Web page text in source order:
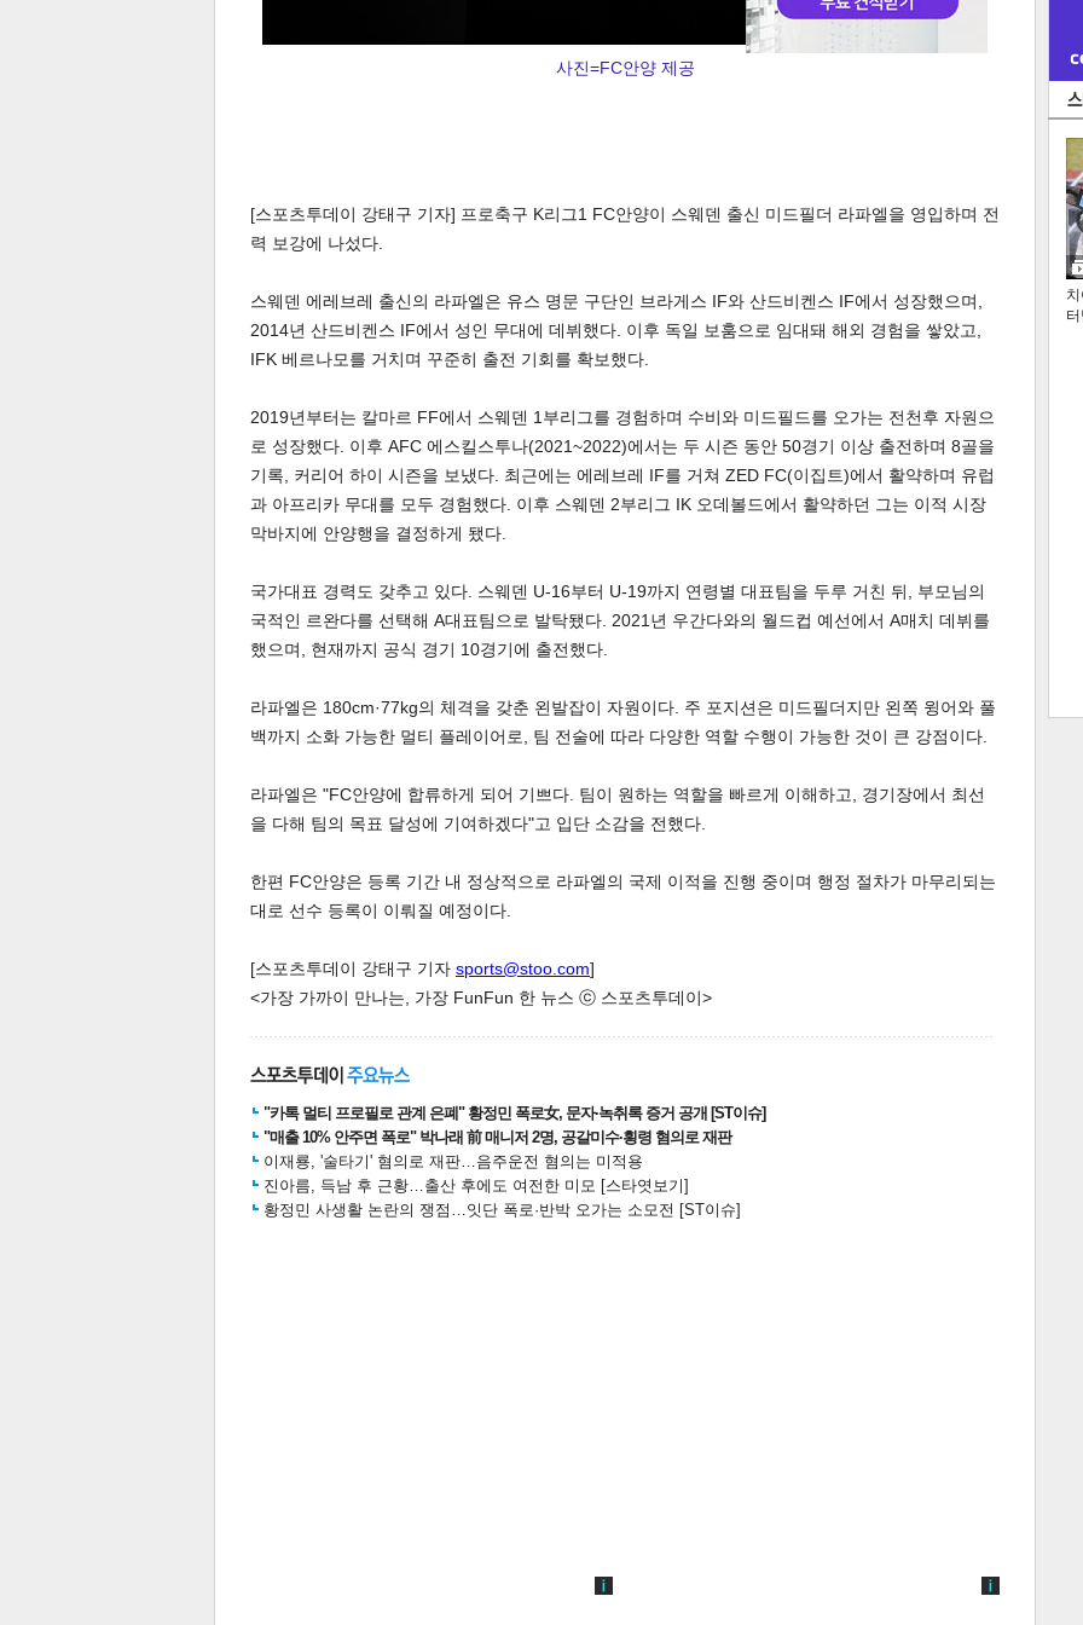
스북 터 공 공유 버블
달기
사진=FC안양 제공
[스포츠투데이 강태구 기자] 프로축구 K리그1 FC안양이 스웨덴 출신 미드필더 라파엘을 영입하며 전
력 보강에 나섰다.
스웨덴 에레브레 출신의 라파엘은 유스 명문 구단인 브라게스 IF와 산드비켄스 IF에서 성장했으며,
2014년 산드비켄스 IF에서 성인 무대에 데뷔했다. 이후 독일 보훔으로 임대돼 해외 경험을 쌓았고,
IFK 베르나모를 거치며 꾸준히 출전 기회를 확보했다.
2019년부터는 칼마르 FF에서 스웨덴 1부리그를 경험하며 수비와 미드필드를 오가는 전천후 자원으
로 성장했다. 이후 AFC 에스킬스투나(2021~2022)에서는 두 시즌 동안 50경기 이상 출전하며 8골을
기록, 커리어 하이 시즌을 보냈다. 최근에는 에레브레 IF를 거쳐 ZED FC(이집트)에서 활약하며 유럽
과 아프리카 무대를 모두 경험했다. 이후 스웨덴 2부리그 IK 오데볼드에서 활약하던 그는 이적 시장
막바지에 안양행을 결정하게 됐다.
국가대표 경력도 갖추고 있다. 스웨덴 U-16부터 U-19까지 연령별 대표팀을 두루 거친 뒤, 부모님의
국적인 르완다를 선택해 A대표팀으로 발탁됐다. 2021년 우간다와의 월드컵 예선에서 A매치 데뷔를
했으며, 현재까지 공식 경기 10경기에 출전했다.
라파엘은 180cm·77kg의 체격을 갖춘 왼발잡이 자원이다. 주 포지션은 미드필더지만 왼쪽 윙어와 풀
백까지 소화 가능한 멀티 플레이어로, 팀 전술에 따라 다양한 역할 수행이 가능한 것이 큰 강점이다.
라파엘은 "FC안양에 합류하게 되어 기쁘다. 팀이 원하는 역할을 빠르게 이해하고, 경기장에서 최선
을 다해 팀의 목표 달성에 기여하겠다"고 입단 소감을 전했다.
한편 FC안양은 등록 기간 내 정상적으로 라파엘의 국제 이적을 진행 중이며 행정 절차가 마무리되는
대로 선수 등록이 이뤄질 예정이다.
[스포츠투데이 강태구 기자 sports@stoo.com]
<가장 가까이 만나는, 가장 FunFun 한 뉴스 ⓒ 스포츠투데이>
"카톡 멀티 프로필로 관계 은폐" 황정민 폭로女, 문자·녹취록 증거 공개 [ST이슈]
"매출 10% 안주면 폭로" 박나래 前 매니저 2명, 공갈미수·횡령 혐의로 재판
이재룡, '술타기' 혐의로 재판…음주운전 혐의는 미적용
진아름, 득남 후 근황…출산 후에도 여전한 미모 [스타엿보기]
황정민 사생활 논란의 쟁점…잇단 폭로·반박 오가는 소모전 [ST이슈]